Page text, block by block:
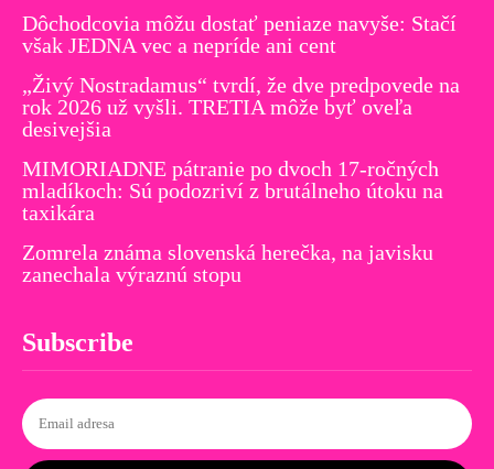
Dôchodcovia môžu dostať peniaze navyše: Stačí
však JEDNA vec a nepríde ani cent
„Živý Nostradamus“ tvrdí, že dve predpovede na
rok 2026 už vyšli. TRETIA môže byť oveľa
desivejšia
MIMORIADNE pátranie po dvoch 17-ročných
mladíkoch: Sú podozriví z brutálneho útoku na
taxikára
Zomrela známa slovenská herečka, na javisku
zanechala výraznú stopu
Subscribe